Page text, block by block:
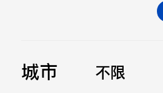
城市 不限